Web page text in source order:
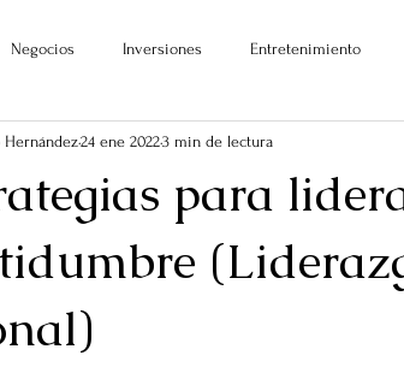
Negocios Inversiones Entretenimiento
para
Hernández24 ene 20223 min de lectura